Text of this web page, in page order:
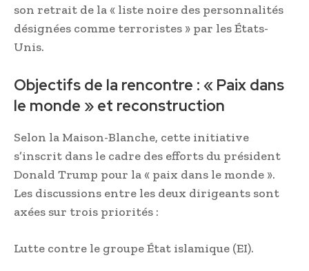
son retrait de la « liste noire des personnalités
désignées comme terroristes » par les États-
Unis.
Objectifs de la rencontre : « Paix dans
le monde » et reconstruction
Selon la Maison-Blanche, cette initiative
s’inscrit dans le cadre des efforts du président
Donald Trump pour la « paix dans le monde ».
Les discussions entre les deux dirigeants sont
axées sur trois priorités :
Lutte contre le groupe État islamique (EI).